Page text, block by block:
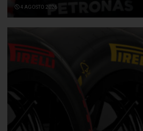
4 AGOSTO 2026